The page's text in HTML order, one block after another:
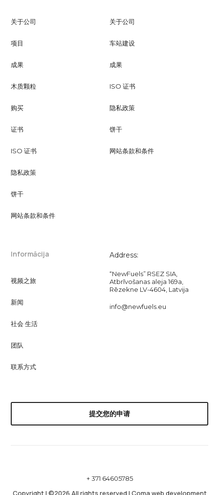
关于公司
项目
成果
木质颗粒
购买
证书
ISO 证书
隐私政策
饼干
网站条款和条件
关于公司
车站建设
成果
ISO 证书
隐私政策
饼干
网站条款和条件
Informācija
视频之旅
新闻
社会 生活
团队
联系方式
Address:
“NewFuels” RSEZ SIA,
Atbrīvošanas aleja 169a,
Rēzekne LV-4604, Latvija
info@newfuels.eu
提交您的申请
Copyright| ©2026 All rights reserved | Coma web development
+ 371 64605785